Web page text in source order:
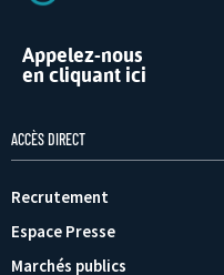
Appelez-nous
en cliquant ici
ACCÈS DIRECT
Recrutement
Espace Presse
Marchés publics